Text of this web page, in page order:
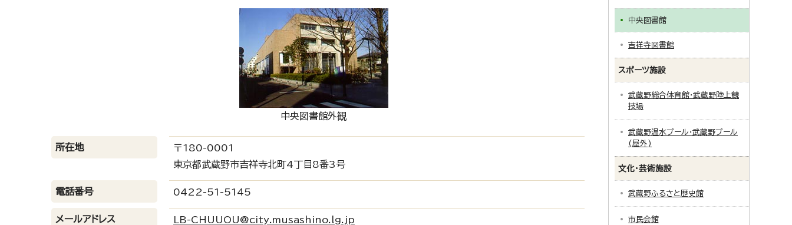
中央図書館外観
所在地
〒180-0001
東京都武蔵野市吉祥寺北町4丁目8番3号
電話番号 0422-51-5145
メールアドレス LB-CHUUOU@city.musashino.lg.jp
中央図書館
吉祥寺図書館
スポーツ施設
武蔵野総合体育館・武蔵野陸上競
技場
武蔵野温水プール・武蔵野プール
(屋外)
文化・芸術施設
武蔵野ふるさと歴史館
市民会館